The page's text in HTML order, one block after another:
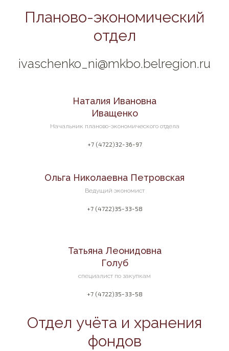
Планово-экономический
отдел
ivaschenko_ni@mkbo.belregion.ru
Наталия Ивановна
Иващенко
Начальник планово-экономического отдела
+7 (4722)32-36-97
Ольга Николаевна Петровская
Ведущий экономист
+7 (4722)35-33-58
Татьяна Леонидовна
Голуб
специалист по закупкам
+7 (4722)35-33-58
Отдел учёта и хранения
фондов